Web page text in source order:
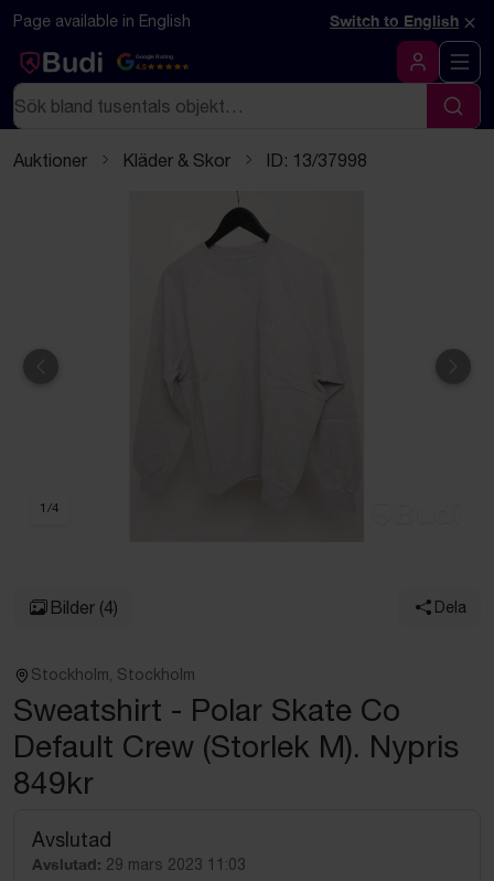
Hoppa till innehåll
Textbaserad (markdown) version av denna sida
Page available in English Switch to English ×
Google Rating
4.5
Logga in
Sök
Sök
Auktioner Kläder & Skor ID: 13/37998
Föregående
1 /4
Bilder (4) Dela
Stockholm, Stockholm
Sweatshirt - Polar Skate Co
Default Crew (Storlek M). Nypris
849kr
Avslutad
Avslutad: 29 mars 2023 11:03